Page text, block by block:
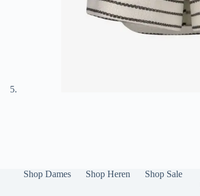
Shop Dames Shop Heren
Shop Sale